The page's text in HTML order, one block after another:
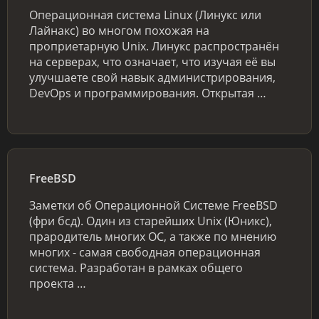
Операционная система Linux (Линукс или
Лайнакс) во многом похожая на
проприетарную Unix. Линукс распространён
на серверах, что означает, что изучая её вы
улучшаете свой навык администрирования,
DevOps и программирования. Открытая …
FreeBSD
Заметки об Операционной Системе FreeBSD
(фри бсд). Один из старейших Unix (Юникс),
прародитель многих ОС, а также по мнению
многих - самая свободная операционная
система. Разработан в рамках общего
проекта …